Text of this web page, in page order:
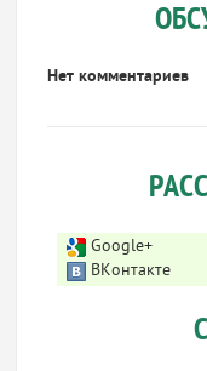
Нет комментариев
Google+
ВКонтакте